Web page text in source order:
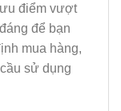
điểm vượt
để bạn
mua hàng,
sử dụng